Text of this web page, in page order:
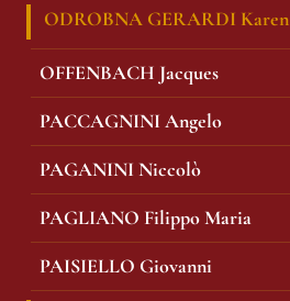
ODROBNA GERARDI Karen
OFFENBACH Jacques
PACCAGNINI Angelo
PAGANINI Niccolò
PAGLIANO Filippo Maria
PAISIELLO Giovanni